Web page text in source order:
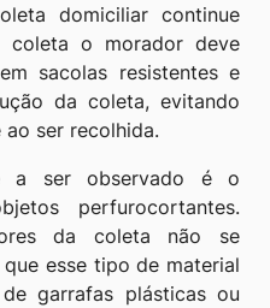
domiciliar continue
coleta o morador deve
sacolas resistentes e
da coleta, evitando
ao ser recolhida.
a ser observado é o
perfurocortantes.
da coleta não se
esse tipo de material
garrafas plásticas ou